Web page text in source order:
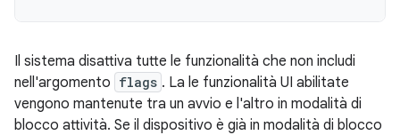
Il sistema disattiva tutte le funzionalità che non includi
nell'argomento flags . La le funzionalità UI abilitate
vengono mantenute tra un avvio e l'altro in modalità di
blocco attività. Se il dispositivo è già in modalità di blocco